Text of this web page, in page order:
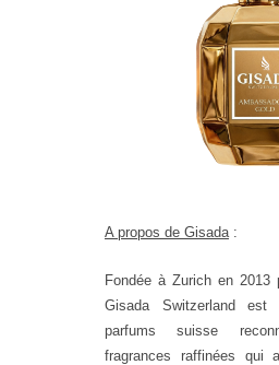
A propos de Gisada :
Fondée à Zurich en 2013
Gisada Switzerland
parfums suisse
fragrances raffinées qui